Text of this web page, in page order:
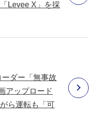
Levee X」を採
ダー「無事故
アップロード
ら運転も「可